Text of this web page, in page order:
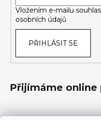
Vložením e-mailu
osobních údajů
PŘIHLÁSIT SE
Přijímáme online